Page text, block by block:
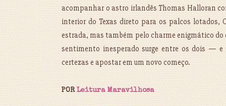
acompanhar o astro irlandês Thomas Halloran
interior do Texas direto para os palcos lotados,
estrada, mas também pelo charme enigmático
sentimento inesperado surge entre os dois —
certezas e apostar em um novo começo.
POR Leitura Maravilhosa